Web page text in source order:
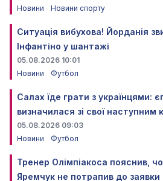
Новини
Новини спорту
Ситуація вибухова! Йорданія
Інфантіно у шантажі
05.08.2026 10:01
Новини
Футбол
Салах їде грати з українцями:
визначилася зі свої наступним
05.08.2026 09:03
Новини
Футбол
Тренер Олімпіакоса пояснив,
Яремчук не потрапив до заявки